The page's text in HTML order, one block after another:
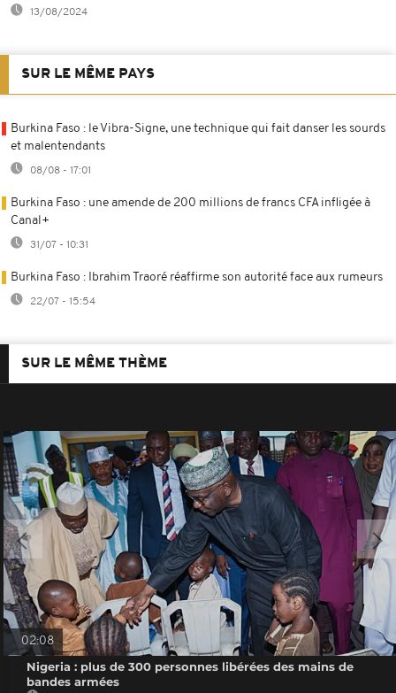
13/08/2024
SUR LE MÊME PAYS
Burkina Faso : le Vibra-Signe, une technique qui fait danser les sourds
et malentendants
08/08 - 17:01
Burkina Faso : une amende de 200 millions de francs CFA infligée à
Canal+
31/07 - 10:31
Burkina Faso : Ibrahim Traoré réaffirme son autorité face aux rumeurs
22/07 - 15:54
SUR LE MÊME THÈME
02:08
Nigeria : plus de 300 personnes libérées des mains de
bandes armées